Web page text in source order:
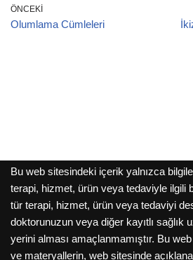
ÖNCEKI
Olumlama Cümleleri
Bu web sitesindeki içerik yalnızca
terapi, hizmet, ürün veya tedaviyle ilgili
tür terapi, hizmet, ürün veya tedaviyi
doktorunuzun veya diğer kayıtlı sağlık
yerini alması amaçlanmamıştır. Bu
ve materyallerin, web sitesinde